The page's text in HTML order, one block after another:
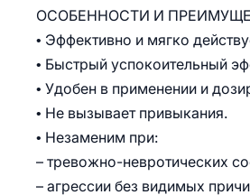
ОСОБЕННОСТИ И
• Эффективно и мягко
• Быстрый успокоительный
• Удобен в применении и
• Не вызывает привыкания.
• Незаменим при:
– тревожно-невротических
– агрессии без видимых